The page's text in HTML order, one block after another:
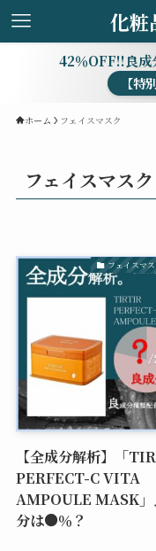
化粧
42％OFF!!良成
【特
ホーム フェイスマスク
フェイスマスク
フェイスマ
【全成分解析】「
PERFECT-C VITA
AMPOULE MASK」
分は●％？